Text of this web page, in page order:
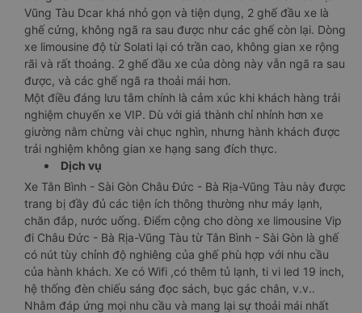
Vũng Tàu Dcar khá nhỏ gọn và tiện dụng, 2 ghế đầu xe là
ghế cứng, không ngã ra sau được như các ghế còn lại. Dòng
xe limousine độ từ Solati lại có trần cao, không gian xe rộng
rãi và rất thoáng. 2 ghế đầu xe của dòng này vẫn ngã ra sau
được, và các ghế ngã ra thoải mái hơn.
Một điều đáng lưu tâm chính là cảm xúc khi khách hàng trải
nghiệm chuyến xe VIP. Dù với giá thành chỉ nhỉnh hơn xe
giường nằm chừng vài chục nghìn, nhưng hành khách được
trải nghiệm không gian xe hạng sang đích thực.
Dịch vụ
Xe Tân Bình - Sài Gòn Châu Đức - Bà Rịa-Vũng Tàu này được
trang bị đầy đủ các tiện ích thông thường như máy lạnh,
chăn đắp, nước uống. Điểm cộng cho dòng xe limousine Vip
đi Châu Đức - Bà Rịa-Vũng Tàu từ Tân Bình - Sài Gòn là ghế
có nút tùy chỉnh độ nghiêng của ghế phù hợp với nhu cầu
của hành khách. Xe có Wifi ,có thêm tủ lạnh, ti vi led 19 inch,
hệ thống đèn chiếu sáng đọc sách, bục gác chân, v.v..
Nhằm đáp ứng mọi nhu cầu và mang lại sự thoải mái nhất